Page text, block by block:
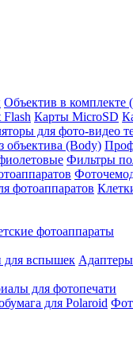
Объектив в комплекте
Карты MicroSD
для фото-видео
объектива (Body)
Фильтры
фотоаппаратов
фотоаппараты
для вспышек
для фотопечати
для Polaroid